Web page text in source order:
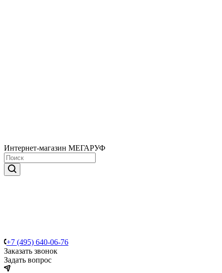
Интернет-магазин МЕГАРУФ
+7 (495) 640-06-76
Заказать звонок
Задать вопрос